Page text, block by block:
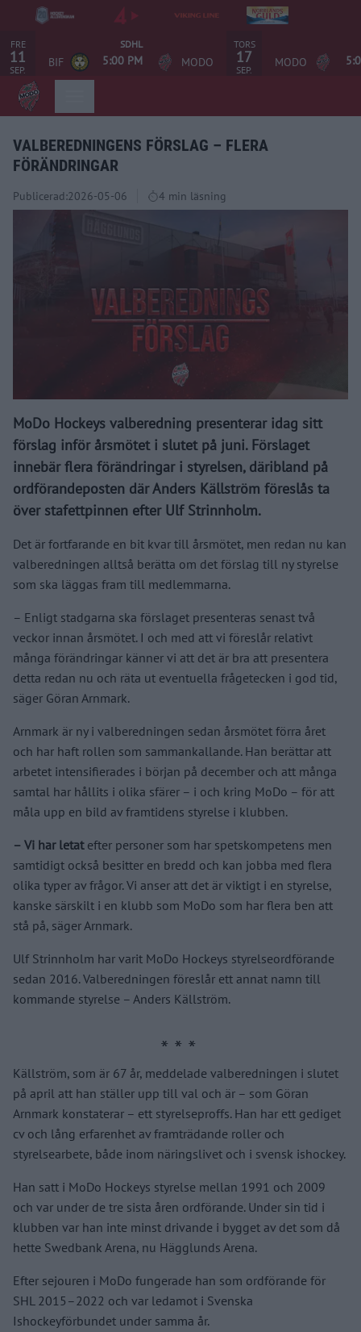
FRE
11
SEP.
SDHL
BIF 5:00 PM MODO
TORS
17
SEP.
MODO
VALBEREDNINGENS FÖRSLAG – FLERA
FÖRÄNDRINGAR
Publicerad:2026-05-06 4 min läsning
MoDo Hockeys valberedning presenterar idag sitt
förslag inför årsmötet i slutet på juni. Förslaget
innebär flera förändringar i styrelsen, däribland på
ordförandeposten där Anders Källström föreslås ta
över stafettpinnen efter Ulf Strinnholm.
Det är fortfarande en bit kvar till årsmötet, men redan nu kan
valberedningen alltså berätta om det förslag till ny styrelse
som ska läggas fram till medlemmarna.
– Enligt stadgarna ska förslaget presenteras senast två
veckor innan årsmötet. I och med att vi föreslår relativt
många förändringar känner vi att det är bra att presentera
detta redan nu och räta ut eventuella frågetecken i god tid,
säger Göran Arnmark.
Arnmark är ny i valberedningen sedan årsmötet förra året
och har haft rollen som sammankallande. Han berättar att
arbetet intensifierades i början på december och att många
samtal har hållits i olika sfärer – i och kring MoDo – för att
måla upp en bild av framtidens styrelse i klubben.
– Vi har letat efter personer som har spetskompetens men
samtidigt också besitter en bredd och kan jobba med flera
olika typer av frågor. Vi anser att det är viktigt i en styrelse,
kanske särskilt i en klubb som MoDo som har flera ben att
stå på, säger Arnmark.
Ulf Strinnholm har varit MoDo Hockeys styrelseordförande
sedan 2016. Valberedningen föreslår ett annat namn till
kommande styrelse – Anders Källström.
Källström, som är 67 år, meddelade valberedningen i slutet
på april att han ställer upp till val och är – som Göran
Arnmark konstaterar – ett styrelseproffs. Han har ett gediget
cv och lång erfarenhet av framträdande roller och
styrelsearbete, både inom näringslivet och i svensk ishockey.
Han satt i MoDo Hockeys styrelse mellan 1991 och 2009
och var under de tre sista åren ordförande. Under sin tid i
klubben var han inte minst drivande i bygget av det som då
hette Swedbank Arena, nu Hägglunds Arena.
Efter sejouren i MoDo fungerade han som ordförande för
SHL 2015–2022 och var ledamot i Svenska
Ishockeyförbundet under samma år.